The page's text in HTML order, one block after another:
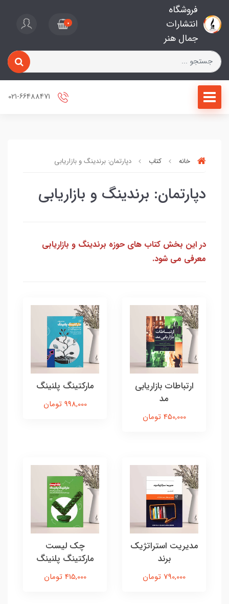
فروشگاه
انتشارات
جمال هنر
0
خانه کتاب دپارتمان: برندینگ و بازاریابی
دپارتمان: برندینگ و بازاریابی
در این بخش کتاب های حوزه برندینگ و بازاریابی
معرفی می شود.
ارتباطات بازاریابی
مد
450,000 تومان
مارکتینگ پلنینگ
998,000 تومان
مدیریت استراتژیک
برند
790,000 تومان
چک لیست
مارکتینگ پلنینگ
415,000 تومان